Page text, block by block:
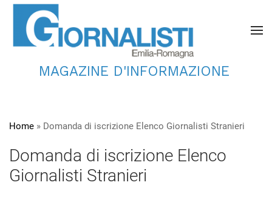
MAGAZINE D'INFORMAZIONE
Home » Domanda di iscrizione Elenco Giornalisti Stranieri
Domanda di iscrizione Elenco
Giornalisti Stranieri